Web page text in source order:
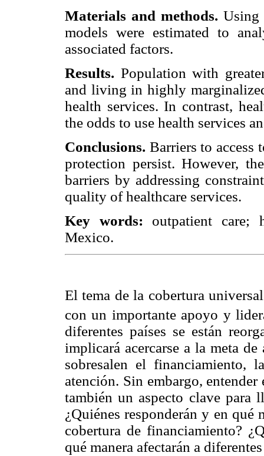
Materials and methods. Using
models were estimated to
associated factors.
Results. Population with
and living in highly
health services. In contrast,
the odds to use health services
Conclusions. Barriers to access
protection persist. However,
barriers by addressing
quality of healthcare services.
Key words: outpatient care;
Mexico.
El tema de la cobertura
con un importante apoyo y
diferentes países se están
implicará acercarse a la meta
sobresalen el
atención. Sin embargo,
también un aspecto clave para
¿Quiénes responderán y en qué
cobertura de financiamiento?
qué manera afectarán a